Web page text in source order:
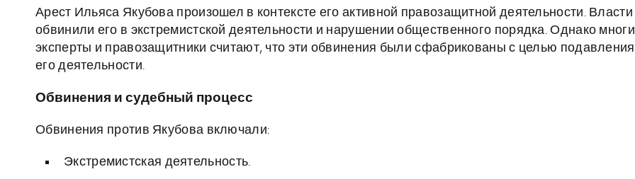
Арест Ильяса Якубова произошел в контексте его активной правозащитной деятельности. Власти
обвинили его в экстремистской деятельности и нарушении общественного порядка. Однако
эксперты и правозащитники считают, что эти обвинения были сфабрикованы с целью подавления
его деятельности.
Обвинения и судебный процесс
Обвинения против Якубова включали:
Экстремистская деятельность.